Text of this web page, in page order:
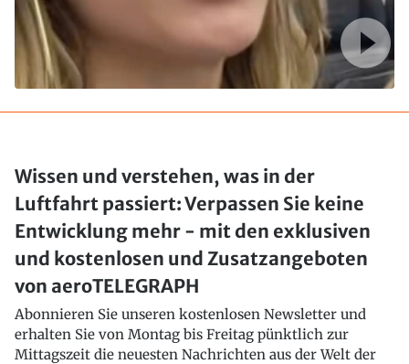
Wissen und verstehen, was in der
Luftfahrt passiert: Verpassen Sie keine
Entwicklung mehr - mit den exklusiven
und kostenlosen und Zusatzangeboten
von aeroTELEGRAPH
Abonnieren Sie unseren kostenlosen Newsletter und
erhalten Sie von Montag bis Freitag pünktlich zur
Mittagszeit die neuesten Nachrichten aus der Welt der